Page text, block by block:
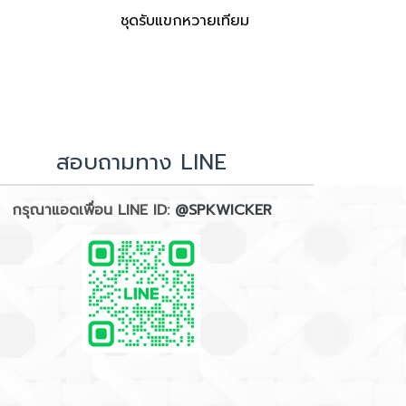
ชุดรับแขกหวายเทียม
สอบถามทาง LINE
กรุณาแอดเพื่อน LINE ID: @SPKWICKER